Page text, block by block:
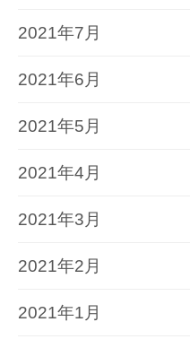
2021年7月
2021年6月
2021年5月
2021年4月
2021年3月
2021年2月
2021年1月